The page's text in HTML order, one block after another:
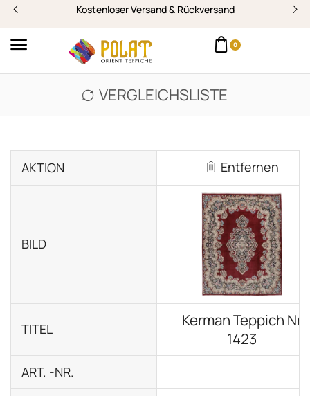
Kostenloser Versand & Rückversand
0
VERGLEICHSLISTE
AKTION Entfernen
BILD
TITEL
Kerman Teppich Nr
1423
ART. -NR.